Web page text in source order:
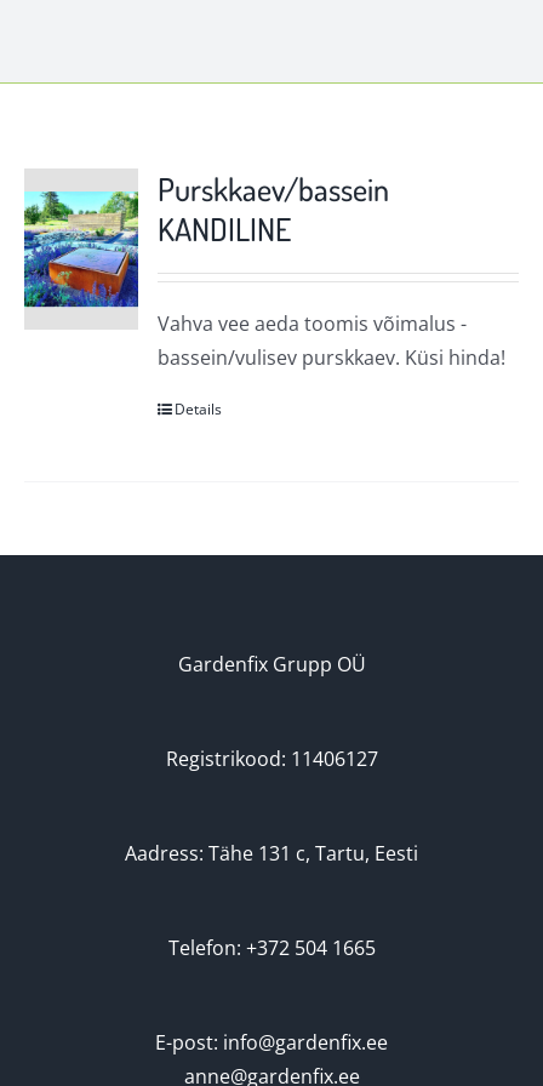
Purskkaev/bassein
KANDILINE
Vahva vee aeda toomis võimalus -
bassein/vulisev purskkaev. Küsi hinda!
Details
Gardenfix Grupp OÜ
Registrikood: 11406127
Aadress: Tähe 131 c, Tartu, Eesti
Telefon: +372 504 1665
E-post: info@gardenfix.ee
anne@gardenfix.ee